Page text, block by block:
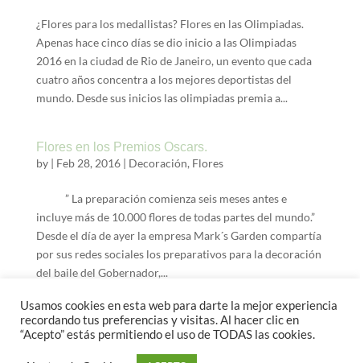
¿Flores para los medallistas? Flores en las Olimpiadas.
Apenas hace cinco días se dio inicio a las Olimpiadas
2016 en la ciudad de Rio de Janeiro, un evento que cada
cuatro años concentra a los mejores deportistas del
mundo. Desde sus inicios las olimpiadas premia a...
Flores en los Premios Oscars.
by | Feb 28, 2016| Decoración, Flores
” La preparación comienza seis meses antes e
incluye más de 10.000 flores de todas partes del mundo.”
Desde el día de ayer la empresa Mark´s Garden compartía
por sus redes sociales los preparativos para la decoración
del baile del Gobernador,...
Usamos cookies en esta web para darte la mejor experiencia
recordando tus preferencias y visitas. Al hacer clic en
“Acepto” estás permitiendo el uso de TODAS las cookies.